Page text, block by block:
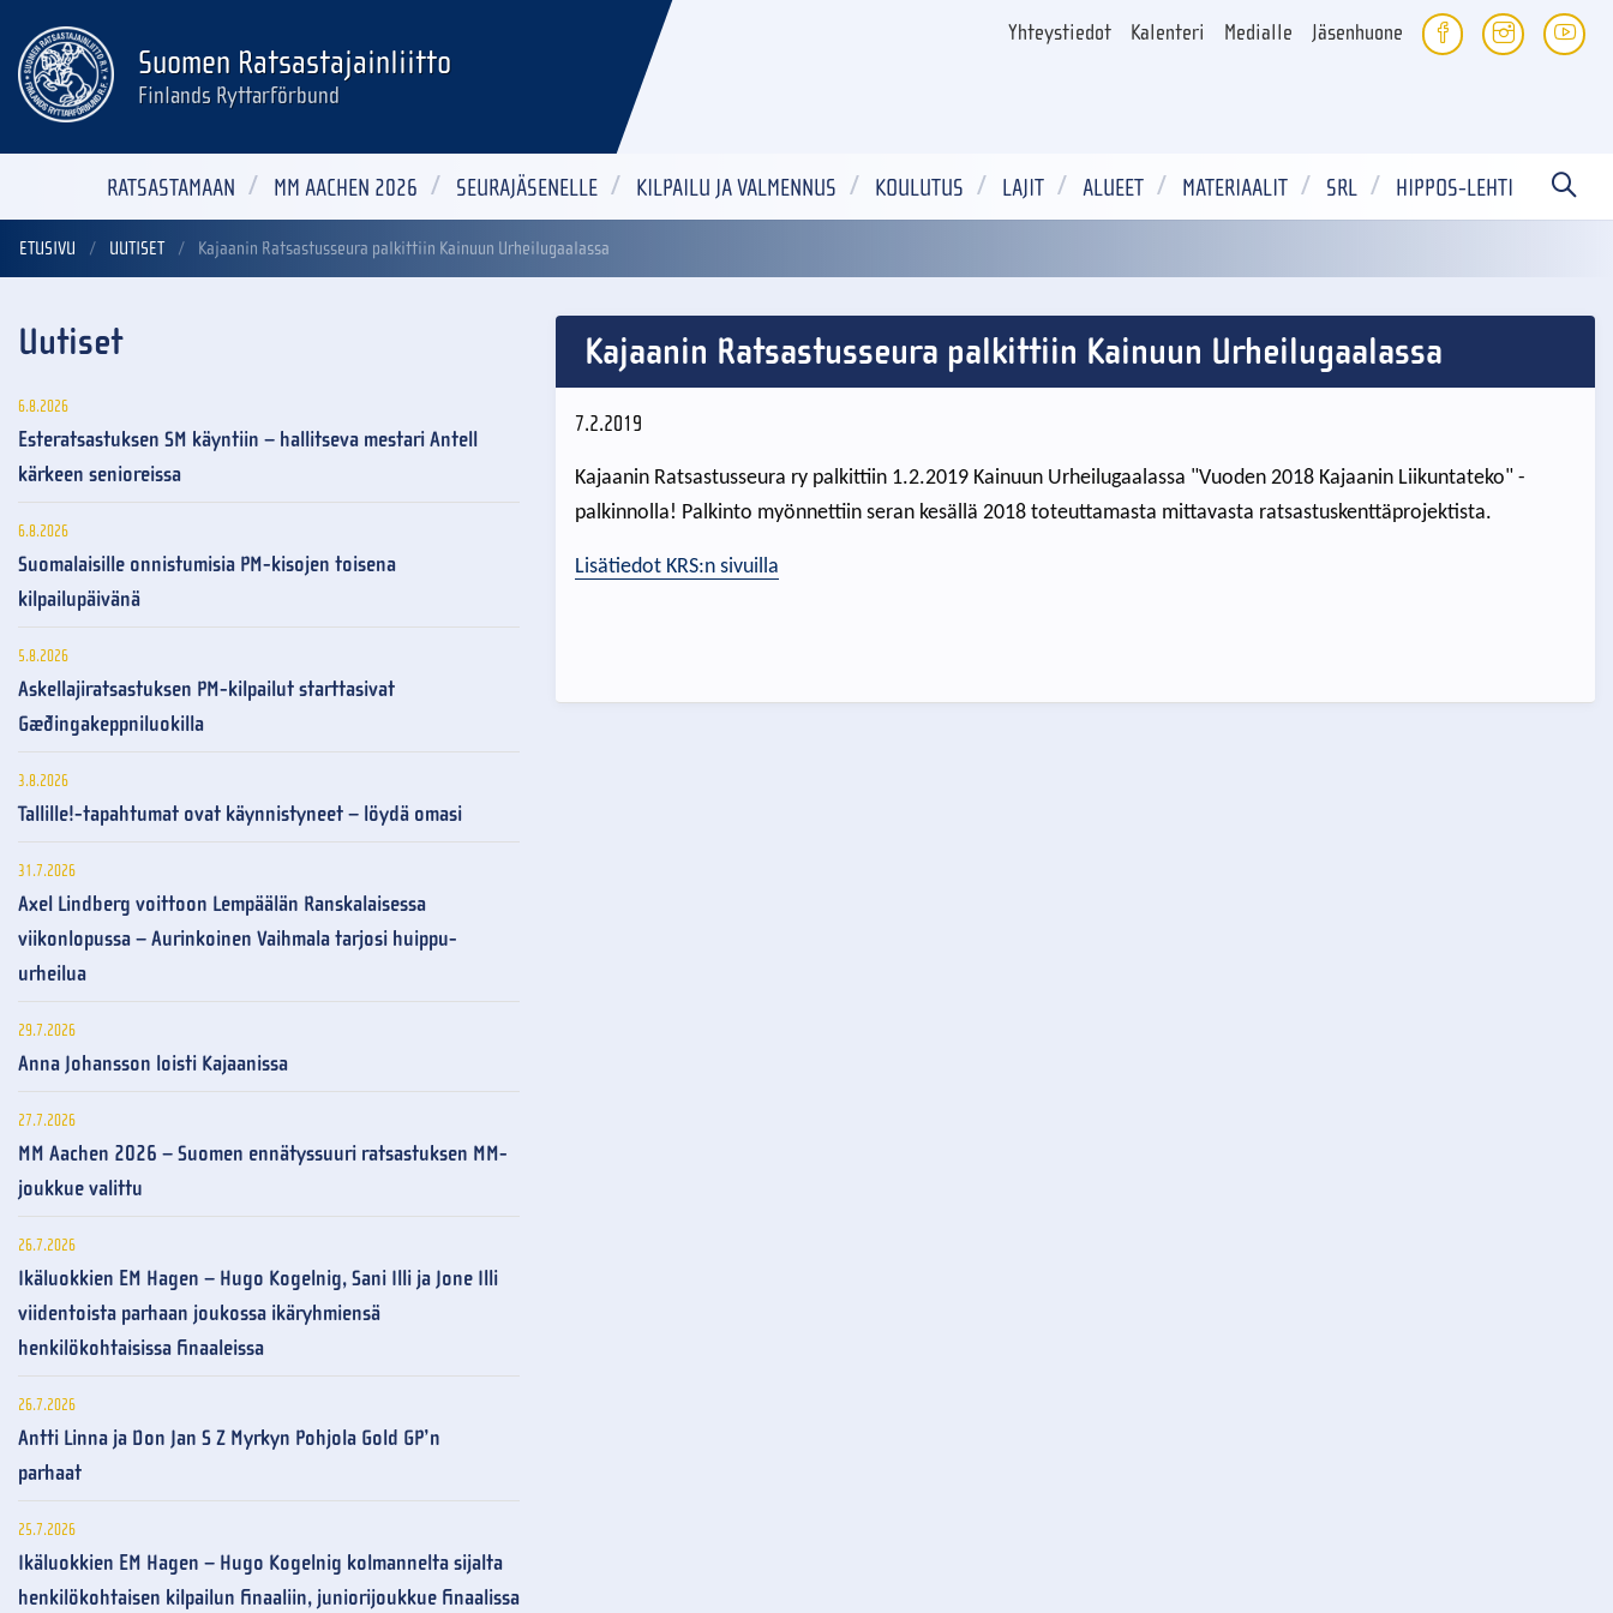
Yhteystiedot Kalenteri Medialle Jäsenhuone
Suomen Ratsastajainliitto
Finlands Ryttarförbund
RATSASTAMAAN MM AACHEN 2026 SEURAJÄSENELLE KILPAILU JA VALMENNUS KOULUTUS LAJIT ALUEET MATERIAALIT SRL HIPPOS-LEHTI
ETUSIVU UUTISET Kajaanin Ratsastusseura palkittiin Kainuun Urheilugaalassa
Kajaanin Ratsastusseura palkittiin Kainuun Urheilugaalassa
7.2.2019
Kajaanin Ratsastusseura ry palkittiin 1.2.2019 Kainuun Urheilugaalassa "Vuoden 2018 Kajaanin Liikuntateko" -
palkinnolla! Palkinto myönnettiin seran kesällä 2018 toteuttamasta mittavasta ratsastuskenttäprojektista.
Lisätiedot KRS:n sivuilla
Uutiset
6.8.2026
Esteratsastuksen SM käyntiin – hallitseva mestari Antell
kärkeen senioreissa
6.8.2026
Suomalaisille onnistumisia PM-kisojen toisena
kilpailupäivänä
5.8.2026
Askellajiratsastuksen PM-kilpailut starttasivat
Gæðingakeppniluokilla
3.8.2026
Tallille!-tapahtumat ovat käynnistyneet – löydä omasi
31.7.2026
Axel Lindberg voittoon Lempäälän Ranskalaisessa
viikonlopussa – Aurinkoinen Vaihmala tarjosi huippu-
urheilua
29.7.2026
Anna Johansson loisti Kajaanissa
27.7.2026
MM Aachen 2026 – Suomen ennätyssuuri ratsastuksen MM-
joukkue valittu
26.7.2026
Ikäluokkien EM Hagen – Hugo Kogelnig, Sani Illi ja Jone Illi
viidentoista parhaan joukossa ikäryhmiensä
henkilökohtaisissa finaaleissa
26.7.2026
Antti Linna ja Don Jan S Z Myrkyn Pohjola Gold GP’n
parhaat
25.7.2026
Ikäluokkien EM Hagen – Hugo Kogelnig kolmannelta sijalta
henkilökohtaisen kilpailun finaaliin, juniorijoukkue finaalissa